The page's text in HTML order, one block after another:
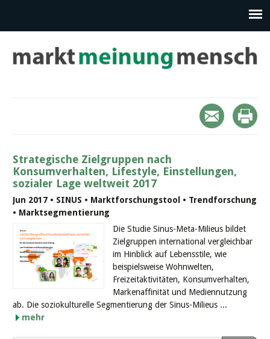
Strategische Zielgruppen nach
Konsumverhalten, Lifestyle, Einstellungen,
sozialer Lage weltweit 2017
Jun 2017 • SINUS • Marktforschungstool • Trendforschung
• Marktsegmentierung
Die Studie Sinus-Meta-Milieus bildet
Zielgruppen international vergleichbar
im Hinblick auf Lebensstile, wie
beispielsweise Wohnwelten,
Freizeitaktivitäten, Konsumverhalten,
Markenaffinität und Mediennutzung
ab. Die soziokulturelle Segmentierung der Sinus-Milieus ...
mehr